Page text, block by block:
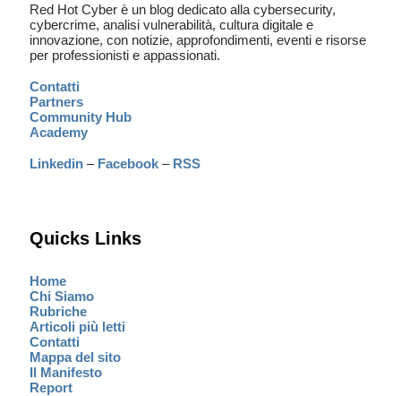
Red Hot Cyber è un blog dedicato alla cybersecurity,
cybercrime, analisi vulnerabilità, cultura digitale e
innovazione, con notizie, approfondimenti, eventi e risorse
per professionisti e appassionati.
Contatti
Partners
Community Hub
Academy
Linkedin – Facebook – RSS
Quicks Links
Home
Chi Siamo
Rubriche
Articoli più letti
Contatti
Mappa del sito
Il Manifesto
Report